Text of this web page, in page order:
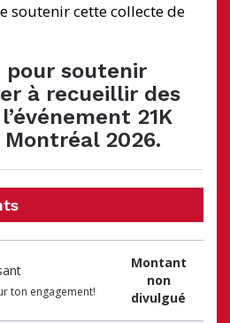
soutenir cette collecte de
pour soutenir
à recueillir des
21K
Montréal 2026.
ton engagement!
Montant
non
divulgué